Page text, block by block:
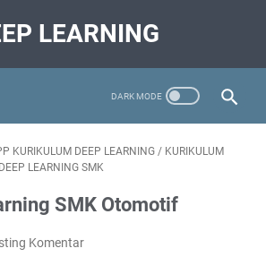
LEARNING
KURIKULUM DEEP LEARNING / KURIKULUM
LEARNING SMK
SMK Otomotif
Komentar